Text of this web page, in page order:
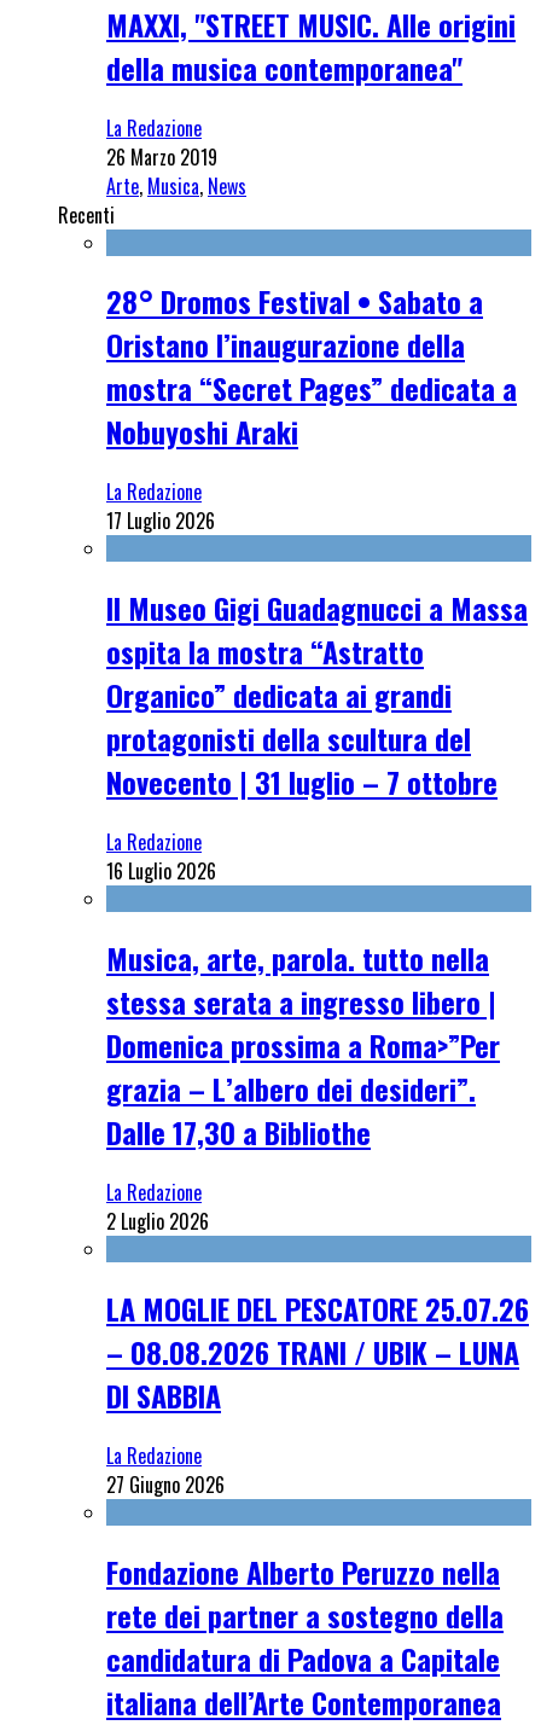
MAXXI, "STREET MUSIC. Alle origini
della musica contemporanea"
La Redazione
26 Marzo 2019
Arte, Musica, News
Recenti
28° Dromos Festival • Sabato a
Oristano l’inaugurazione della
mostra “Secret Pages” dedicata a
Nobuyoshi Araki
La Redazione
17 Luglio 2026
Il Museo Gigi Guadagnucci a Massa
ospita la mostra “Astratto
Organico” dedicata ai grandi
protagonisti della scultura del
Novecento | 31 luglio – 7 ottobre
La Redazione
16 Luglio 2026
Musica, arte, parola. tutto nella
stessa serata a ingresso libero |
Domenica prossima a Roma>”Per
grazia – L’albero dei desideri”.
Dalle 17,30 a Bibliothe
La Redazione
2 Luglio 2026
LA MOGLIE DEL PESCATORE 25.07.26
– 08.08.2026 TRANI / UBIK – LUNA
DI SABBIA
La Redazione
27 Giugno 2026
Fondazione Alberto Peruzzo nella
rete dei partner a sostegno della
candidatura di Padova a Capitale
italiana dell’Arte Contemporanea